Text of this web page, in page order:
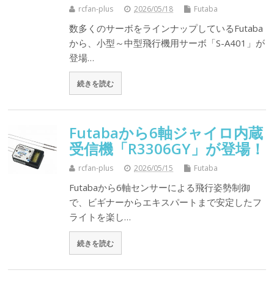
rcfan-plus 2026/05/18 Futaba
数多くのサーボをラインナップしているFutaba
から、小型～中型飛行機用サーボ「S-A401」が
登場…
続きを読む
Futabaから6軸ジャイロ内蔵
受信機「R3306GY」が登場！
rcfan-plus 2026/05/15 Futaba
Futabaから6軸センサーによる飛行姿勢制御
で、ビギナーからエキスパートまで安定したフ
ライトを楽し…
続きを読む